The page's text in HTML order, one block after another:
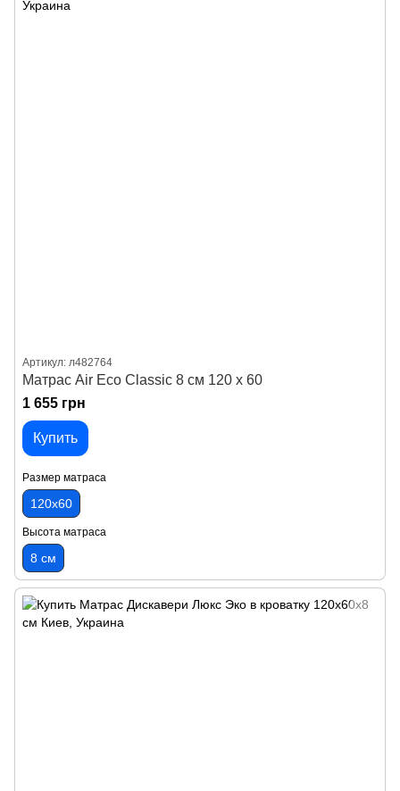
Артикул: л482764
Матрас Air Eco Classic 8 см 120 х 60
1 655 грн
Купить
Размер матраса
120х60
Высота матраса
8 см